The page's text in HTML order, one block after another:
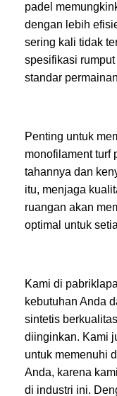
padel
dengan lebih
sering kali tidak
spesifikasi
standar
Penting untuk
monofilament turf
tahannya dan
itu, menjaga
ruangan akan
optimal untuk
Kami di
kebutuhan Anda
sintetis
diinginkan. Kami
untuk memenuhi
Anda, karena
di industri ini.